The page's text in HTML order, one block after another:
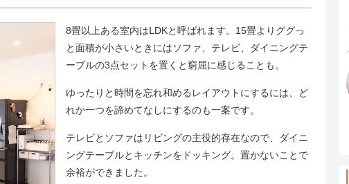
8畳以上ある室内はⅬDKと呼ばれます。15畳よりググっ
と面積が小さいときにはソファ、テレビ、ダイニングテ
ーブルの3点セットを置くと窮屈に感じることも。
ゆったりと時間を忘れ和めるレイアウトにするには、ど
れか一つを諦めてなしにするのも一案です。
テレビとソファはリビングの主役的存在なので、ダイニ
ングテーブルとキッチンをドッキング。置かないことで
余裕ができました。